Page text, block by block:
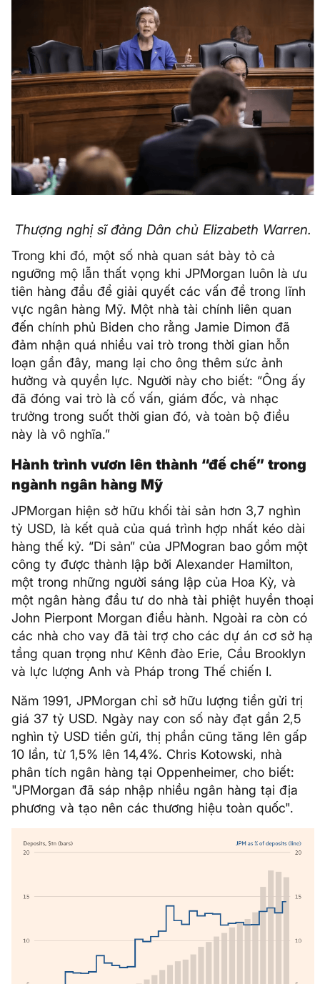
Thượng nghị sĩ đảng Dân chủ Elizabeth Warren.
Trong khi đó, một số nhà quan sát bày tỏ cả
ngưỡng mộ lẫn thất vọng khi JPMorgan luôn là ưu
tiên hàng đầu để giải quyết các vấn đề trong lĩnh
vực ngân hàng Mỹ. Một nhà tài chính liên quan
đến chính phủ Biden cho rằng Jamie Dimon đã
đảm nhận quá nhiều vai trò trong thời gian hỗn
loạn gần đây, mang lại cho ông thêm sức ảnh
hưởng và quyền lực. Người này cho biết: “Ông ấy
đã đóng vai trò là cố vấn, giám đốc, và nhạc
trưởng trong suốt thời gian đó, và toàn bộ điều
này là vô nghĩa.”
Hành trình vươn lên thành “đế chế” trong
ngành ngân hàng Mỹ
JPMorgan hiện sở hữu khối tài sản hơn 3,7 nghìn
tỷ USD, là kết quả của quá trình hợp nhất kéo dài
hàng thế kỷ. “Di sản” của JPMogran bao gồm một
công ty được thành lập bởi Alexander Hamilton,
một trong những người sáng lập của Hoa Kỳ, và
một ngân hàng đầu tư do nhà tài phiệt huyền thoại
John Pierpont Morgan điều hành. Ngoài ra còn có
các nhà cho vay đã tài trợ cho các dự án cơ sở hạ
tầng quan trọng như Kênh đào Erie, Cầu Brooklyn
và lực lượng Anh và Pháp trong Thế chiến I.
Năm 1991, JPMorgan chỉ sở hữu lượng tiền gửi trị
giá 37 tỷ USD. Ngày nay con số này đạt gần 2,5
nghìn tỷ USD tiền gửi, thị phần cũng tăng lên gấp
10 lần, từ 1,5% lên 14,4%. Chris Kotowski, nhà
phân tích ngân hàng tại Oppenheimer, cho biết:
"JPMorgan đã sáp nhập nhiều ngân hàng tại địa
phương và tạo nên các thương hiệu toàn quốc".